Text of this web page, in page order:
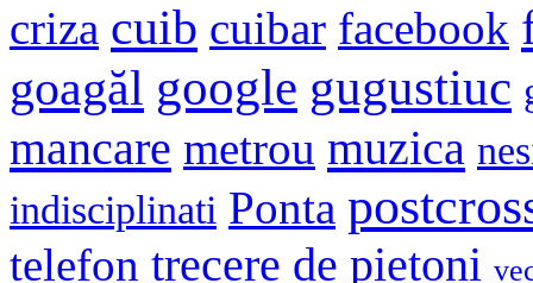
criza cuib cuibar facebook
goagăl google gugustiuc
mancare metrou muzica
indisciplinati Ponta
telefon trecere de pietoni